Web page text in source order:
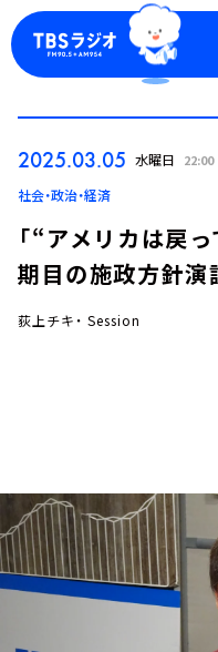
お知らせ
イベント・グッズ
YouTube
会社情報
2025.03.05 水曜日 22:00
社会・政治・経済
「“アメリカは戻
期目の施政方針演
荻上チキ・ Session